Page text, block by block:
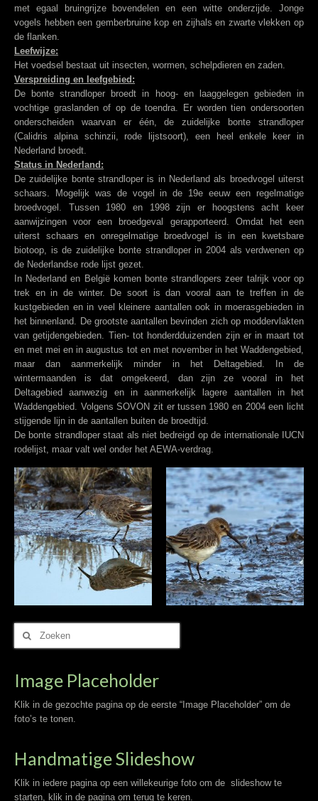
met egaal bruingrijze bovendelen en een witte onderzijde. Jonge
vogels hebben een gemberbruine kop en zijhals en zwarte vlekken op
de flanken.
Leefwijze:
Het voedsel bestaat uit insecten, wormen, schelpdieren en zaden.
Verspreiding en leefgebied:
De bonte strandloper broedt in hoog- en laaggelegen gebieden in
vochtige graslanden of op de toendra. Er worden tien ondersoorten
onderscheiden waarvan er één, de zuidelijke bonte strandloper
(Calidris alpina schinzii, rode lijstsoort), een heel enkele keer in
Nederland broedt.
Status in Nederland:
De zuidelijke bonte strandloper is in Nederland als broedvogel uiterst
schaars. Mogelijk was de vogel in de 19e eeuw een regelmatige
broedvogel. Tussen 1980 en 1998 zijn er hoogstens acht keer
aanwijzingen voor een broedgeval gerapporteerd. Omdat het een
uiterst schaars en onregelmatige broedvogel is in een kwetsbare
biotoop, is de zuidelijke bonte strandloper in 2004 als verdwenen op
de Nederlandse rode lijst gezet.
In Nederland en België komen bonte strandlopers zeer talrijk voor op
trek en in de winter. De soort is dan vooral aan te treffen in de
kustgebieden en in veel kleinere aantallen ook in moerasgebieden in
het binnenland. De grootste aantallen bevinden zich op moddervlakten
van getijdengebieden. Tien- tot honderdduizenden zijn er in maart tot
en met mei en in augustus tot en met november in het Waddengebied,
maar dan aanmerkelijk minder in het Deltagebied. In de
wintermaanden is dat omgekeerd, dan zijn ze vooral in het
Deltagebied aanwezig en in aanmerkelijk lagere aantallen in het
Waddengebied. Volgens SOVON zit er tussen 1980 en 2004 een licht
stijgende lijn in de aantallen buiten de broedtijd.
De bonte strandloper staat als niet bedreigd op de internationale IUCN
rodelijst, maar valt wel onder het AEWA-verdrag.
Zoek
naar:
Image Placeholder
Klik in de gezochte pagina op de eerste “Image Placeholder” om de
foto’s te tonen.
Handmatige Slideshow
Klik in iedere pagina op een willekeurige foto om de slideshow te
starten, klik in de pagina om terug te keren.